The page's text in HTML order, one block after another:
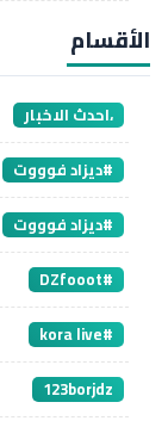
الأقسام
،احدث الاخبار
#ديزاد فوووت
#ديزاد فوووت
#DZfooot
#kora live
123borjdz